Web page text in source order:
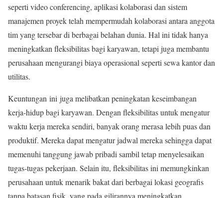
seperti video conferencing, aplikasi kolaborasi dan sistem
manajemen proyek telah mempermudah kolaborasi antara anggota
tim yang tersebar di berbagai belahan dunia. Hal ini tidak hanya
meningkatkan fleksibilitas bagi karyawan, tetapi juga membantu
perusahaan mengurangi biaya operasional seperti sewa kantor dan
utilitas.
Keuntungan ini juga melibatkan peningkatan keseimbangan
kerja-hidup bagi karyawan. Dengan fleksibilitas untuk mengatur
waktu kerja mereka sendiri, banyak orang merasa lebih puas dan
produktif. Mereka dapat mengatur jadwal mereka sehingga dapat
memenuhi tanggung jawab pribadi sambil tetap menyelesaikan
tugas-tugas pekerjaan. Selain itu, fleksibilitas ini memungkinkan
perusahaan untuk menarik bakat dari berbagai lokasi geografis